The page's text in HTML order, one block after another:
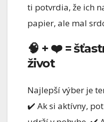
ti potvrdia, že ich
papier, ale mal
🧠 + ❤️ =
život
Najlepší výber je
✔️ Ak si aktívny,